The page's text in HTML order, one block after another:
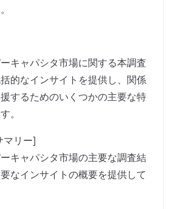
キャパシタ市場に関する本調査
的なインサイトを提供し、関係
するためのいくつかの主要な特
。
マリー]
キャパシタ市場の主要な調査結
なインサイトの概要を提供して